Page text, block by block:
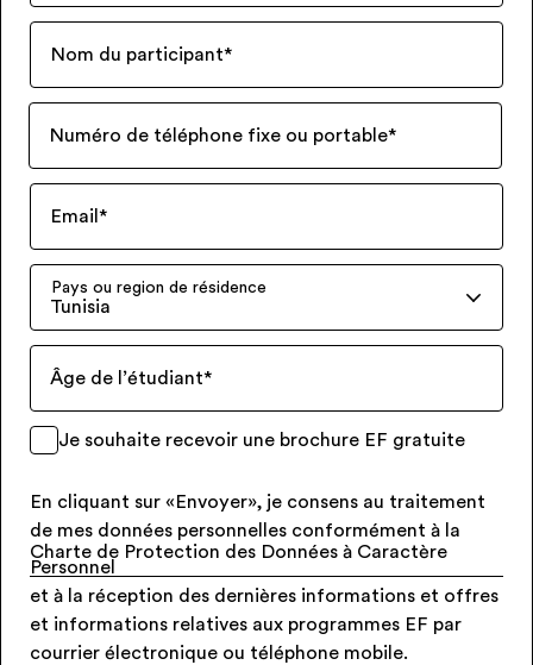
Nom du participant*
Numéro de téléphone fixe ou portable*
Email *
Pays ou region de résidence
Tunisia
Âge de l’étudiant*
Je souhaite recevoir une brochure EF gratuite
En cliquant sur «Envoyer», je consens au traitement
de mes données personnelles conformément à la
Charte de Protection des Données à Caractère
Personnel
et à la réception des dernières informations et offres
et informations relatives aux programmes EF par
courrier électronique ou téléphone mobile.